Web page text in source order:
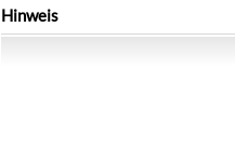
Hinweis